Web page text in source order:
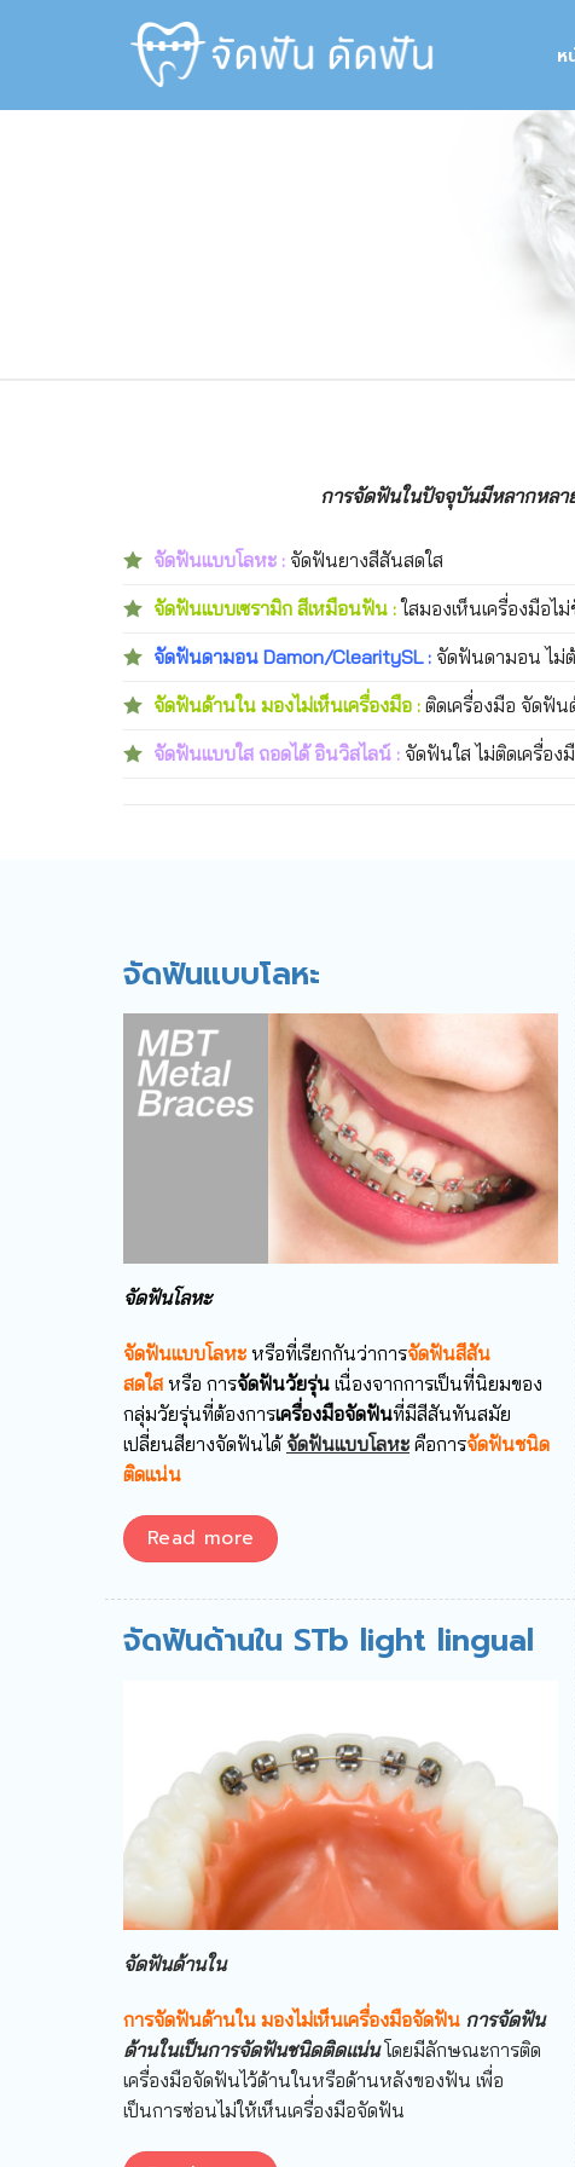
ห
การจัดฟันในปัจจุบันมีหลากหล
จัดฟันแบบโลหะ : จัดฟันยางสีสันสดใส
จัดฟันแบบเซรามิก สีเหมือนฟัน :ใสมองเห็นเครื่องมือไม่
จัดฟันดามอน Damon/ClearitySL : จัดฟันดามอน ไม่
จัดฟันด้านใน มองไม่เห็นเครื่องมือ : ติดเครื่องมือ จัดฟัน
จัดฟันแบบใส ถอดได้ อินวิสไลน์ : จัดฟันใส ไม่ติดเครื่อง
จัดฟันแบบโลหะ
จัดฟันโลหะ
จัดฟันแบบโลหะ หรือที่เรียกกันว่าการจัดฟันสีสัน
สดใส หรือ การจัดฟันวัยรุ่น เนื่องจากการเป็นที่นิยมของ
กลุ่มวัยรุ่นที่ต้องการเครื่องมือจัดฟันที่มีสีสันทันสมัย
เปลี่ยนสียางจัดฟันได้จัดฟันแบบโลหะ คือการจัดฟันชนิด
ติดแน่น
Read more
จัดฟันด้านใน STb light lingual
จัดฟันด้านใน
การจัดฟันด้านใน มองไม่เห็นเครื่องมือจัดฟัน การจัดฟัน
ด้านในเป็นการจัดฟันชนิดติดแน่นโดยมีลักษณะการติด
เครื่องมือจัดฟันไว้ด้านในหรือด้านหลังของฟัน เพื่อ
เป็นการซ่อนไม่ให้เห็นเครื่องมือจัดฟัน